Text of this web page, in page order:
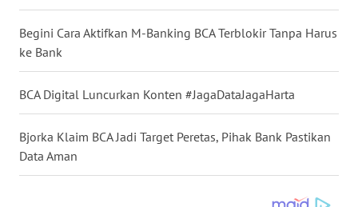
Begini Cara Aktifkan M-Banking BCA Terblokir Tanpa Harus
ke Bank
BCA Digital Luncurkan Konten #JagaDataJagaHarta
Bjorka Klaim BCA Jadi Target Peretas, Pihak Bank Pastikan
Data Aman
LANGKAT
TAPANULI
SELATAN
WN
TANJUNG